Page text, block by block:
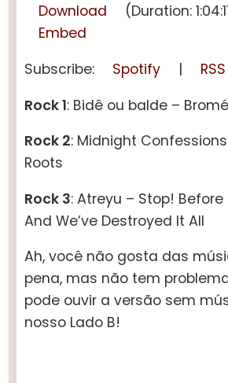
Download
(Duration:
Embed
Subscribe:
Spotify | RSS
Rock 1: Bidê ou balde –
Rock 2: Midnight
Roots
Rock 3: Atreyu – Stop! Before
And We’ve Destroyed It All
Ah, você não gosta das
pena, mas não tem
pode ouvir a versão sem
nosso Lado B!